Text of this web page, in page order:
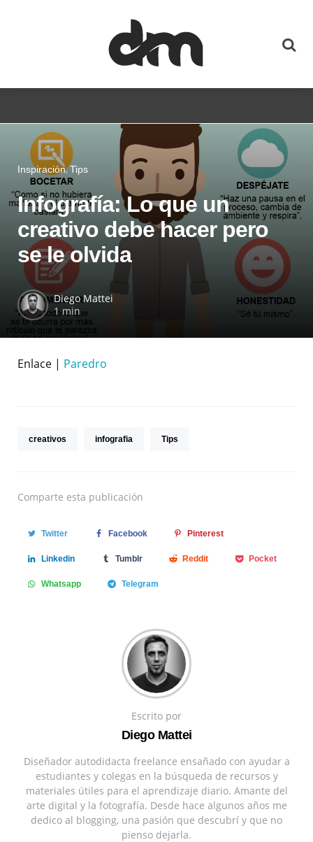
Inspiración Tips
Infografía: Lo que un
creativo debe hacer pero
se le olvida
Diego Mattei
1 min
Enlace | Paredro
creativos infografia Tips
Comparte esta publicación
Twitter Facebook Pinterest
Linkedin Tumblr Reddit Pocket
Whatsapp Telegram
Escrito por
Diego Mattei
Diseñador autodidacta freelance ensañado con ayudar a
estudiantes y colegas en la búsqueda de recursos y
materiales útiles para el aprendizaje diario. Amante del
arte digital y la fotografía. Desde hace algunos años me
dedico al blogging, una pasión que descubrí y que no
pienso dejarla.